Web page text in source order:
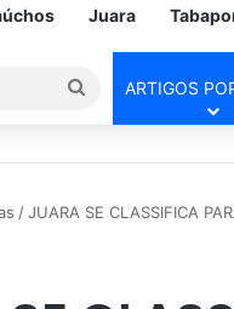
Juara
Procurar
por
ARTIGOS
/JUARA SE CLASSIFICA